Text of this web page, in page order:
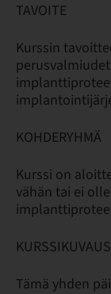
TAVOITE
Kurssin
KOHDERYHMÄ
Kurssi on
vähän tai ei
KURSSIKUVAUS
Tämä yhden